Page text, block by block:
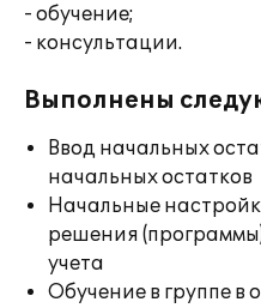
- обучение;
- консультации.
Выполнены
Ввод начальных
начальных остатков
Начальные
решения
учета
Обучение в группе в